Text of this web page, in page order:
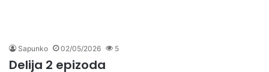
Sapunko 02/05/2026 5
Delija 2 epizoda